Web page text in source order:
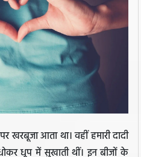
खरबूजा आता था। वहीं हमारी दादी
धूप में सुखाती थीं। इन बीजों के